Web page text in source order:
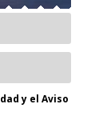
y el Aviso